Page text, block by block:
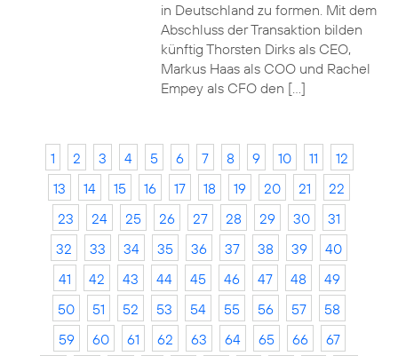
in Deutschland zu formen. Mit dem
Abschluss der Transaktion bilden
künftig Thorsten Dirks als CEO,
Markus Haas als COO und Rachel
Empey als CFO den […]
1 2 3 4 5 6 7 8 9 10 11
12
13
14 15 16 17 18 19 20 21
22
23
24 25 26 27 28 29 30
31
32
33 34 35 36 37 38 39
40
41
42 43 44 45 46 47 48
49
50
51 52 53 54 55 56 57
58
59
60 61 62 63 64 65 66
67